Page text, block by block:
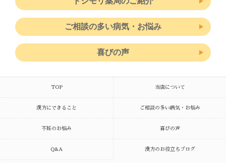
ご相談の多い病気・お悩み
喜びの声
TOP 当店について
漢方にできること ご相談の多い病気・お悩み
不妊のお悩み 喜びの声
Q&A 漢方のお役立ちブログ